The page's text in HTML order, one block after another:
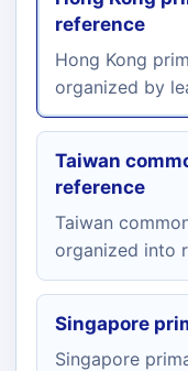
reference
Hong Kong
organized by
Taiwan
reference
Taiwan
organized into
Singapore
Singapore